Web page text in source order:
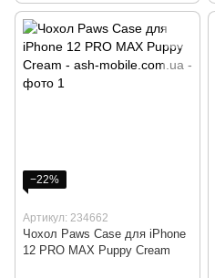
−22%
Артикул: 234662
Чохол Paws Case для iPhone
12 PRO MAX Puppy Cream